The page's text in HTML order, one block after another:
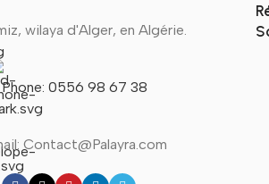
wilaya d'Alger, en Algérie.
Phone: 0556 98 67 38
Contact@Palayra.com